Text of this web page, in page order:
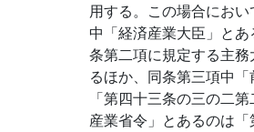
用する。この場合にお
中「経済産業大臣」と
条第二項に規定する主務
るほか、同条第三項中
「第四十三条の三の二
産業省令」とあるのは